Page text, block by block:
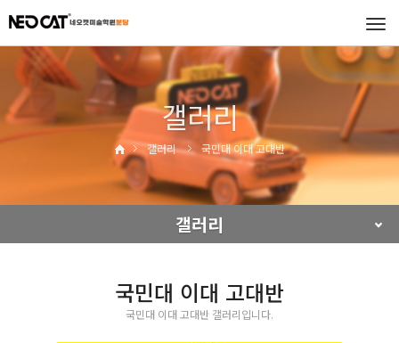
갤러리
갤러리 국민대 이대 고대반
갤러리
국민대 이대 고대반
국민대 이대 고대반 갤러리입니다.